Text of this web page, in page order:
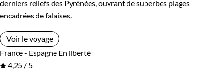
derniers reliefs des Pyrénées, ouvrant de superbes plages
encadrées de falaises.
Voir le voyage
France - Espagne En liberté
4,25 / 5